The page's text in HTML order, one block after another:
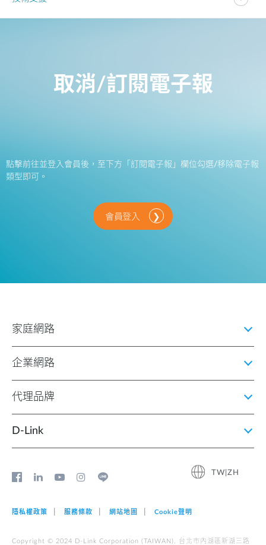
取消/訂閱電子報
點擊前往並登入會員後，至下方「訂閱電子報」欄位勾選/移除電子報
類型即可。
會員登入
家庭網路
企業網路
代理品牌
D‑Link
TW|ZH
隱私權政策 服務條款 網站地圖 Cookie聲明
Copyright © 2024 D-Link Corporation (TAIWAN). 台北市內湖區新湖三路